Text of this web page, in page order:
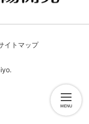
イトマップ